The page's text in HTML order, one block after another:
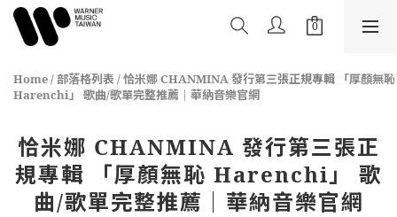
Home/ 部落格列表 /恰米娜 CHANMINA 發行第三張正規專輯 「厚顏無恥
Harenchi」 歌曲/歌單完整推薦｜華納音樂官網
恰米娜 CHANMINA 發行第三張正
規專輯 「厚顏無恥 Harenchi」 歌
曲/歌單完整推薦｜華納音樂官網